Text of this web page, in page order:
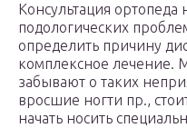
Консультация
подологических
определить причину
комплексное лечение.
забывают о таких
вросшие ногти пр.,
начать носить